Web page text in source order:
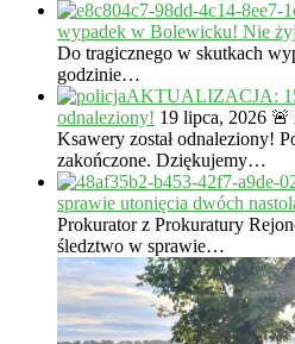
wypadek w Bolewicku! Nie
Do tragicznego w skutkach
godzinie…
AKTUALIZACJA:
odnaleziony! 19 lipca, 2026 🚨
Ksawery został odnaleziony!
zakończone. Dziękujemy…
sprawie utonięcia dwóch
Prokurator z Prokuratury
śledztwo w sprawie…